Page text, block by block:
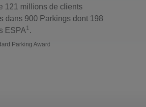
121 millions de clients
dans 900 Parkings dont 198
ESPA1.
Parking Award